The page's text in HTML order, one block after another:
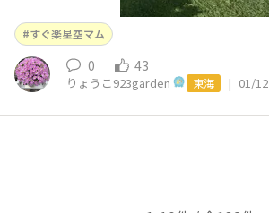
すぐ楽星空マム
0 43
りょうこ923garden 東海 | 01/12